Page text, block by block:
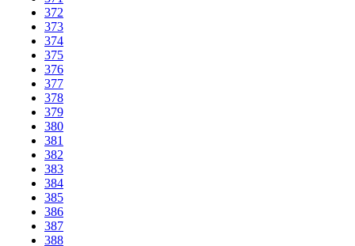
372
373
374
375
376
377
378
379
380
381
382
383
384
385
386
387
388